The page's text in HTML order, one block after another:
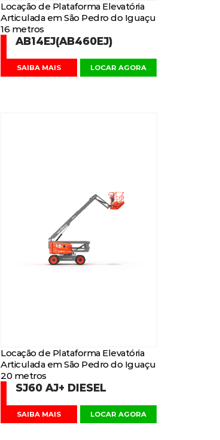
Locação de Plataforma Elevatória
Articulada em São Pedro do Iguaçu
16 metros
AB14EJ(AB460EJ)
SAIBA MAIS LOCAR AGORA
Locação de Plataforma Elevatória
Articulada em São Pedro do Iguaçu
20 metros
SJ60 AJ+ DIESEL
SAIBA MAIS LOCAR AGORA